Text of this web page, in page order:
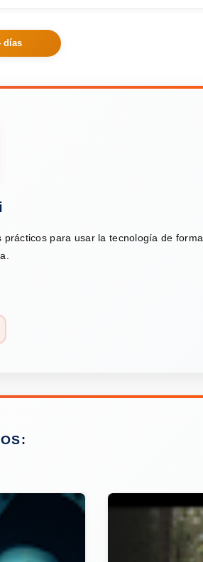
días
para usar la tecnología de forma